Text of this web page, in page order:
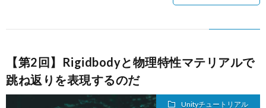
【第2回】Rigidbodyと物理特性マテリアルで
跳ね返りを表現するのだ
Unityチュートリアル